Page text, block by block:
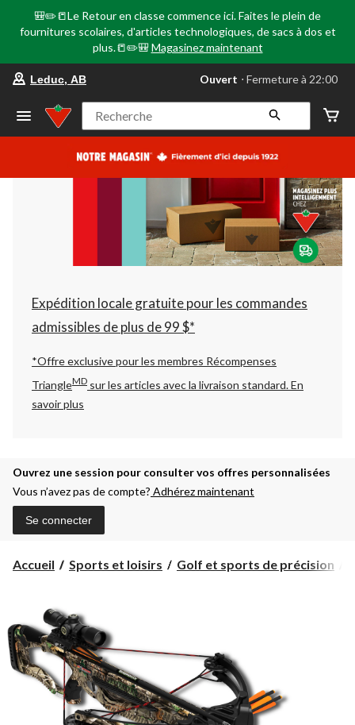
🎒✏️📒Le Retour en classe commence ici. Faites le plein de
fournitures scolaires, d'articles technologiques, de sacs à dos et
plus.📒✏️🎒 Magasinez maintenant
votre
préféré
Leduc,
AB,
courament
Fermeture
à
22:00
cliquer
pour
changer
Leduc, AB Ouvert ⋅ Fermeture à 22:00
Recherche
Expédition locale gratuite pour les commandes
admissibles de plus de 99 $*
*Offre exclusive pour les membres Récompenses
TriangleMD sur les articles avec la livraison standard.En
savoir plus
Ouvrez une session pour consulter vos offres personnalisées
Vous n’avez pas de compte? Adhérez maintenant
Se connecter
Accueil Sports et loisirs Golf et sports de précision